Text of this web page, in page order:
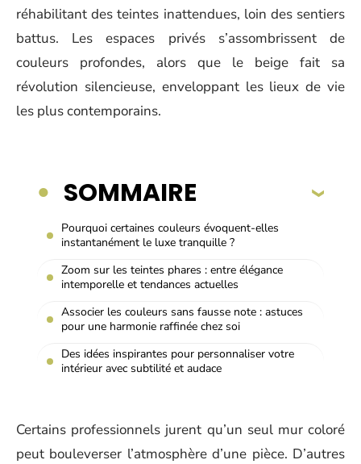
réhabilitant des teintes inattendues, loin des sentiers
battus. Les espaces privés s’assombrissent de
couleurs profondes, alors que le beige fait sa
révolution silencieuse, enveloppant les lieux de vie
les plus contemporains.
SOMMAIRE
Pourquoi certaines couleurs évoquent-elles
instantanément le luxe tranquille ?
Zoom sur les teintes phares : entre élégance
intemporelle et tendances actuelles
Associer les couleurs sans fausse note : astuces
pour une harmonie raffinée chez soi
Des idées inspirantes pour personnaliser votre
intérieur avec subtilité et audace
Certains professionnels jurent qu’un seul mur coloré
peut bouleverser l’atmosphère d’une pièce. D’autres